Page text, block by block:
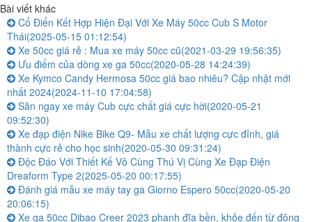
Bài viết khác
Cổ Điển Kết Hợp Hiện Đại Với Xe Máy 50cc Cub S Motor
Thái(2025-05-15 01:12:54)
Xe 50cc giá rẻ : Mua xe máy 50cc cũ(2021-03-29 19:56:35)
Ưu điểm của dòng xe ga 50cc(2020-05-28 14:24:39)
Xe Kymco Candy Hermosa 50cc giá bao nhiêu? Cập nhật mới
nhất 2024(2024-11-10 17:04:58)
Săn ngay xe máy Cub cực chất giá cực hời(2020-05-21
09:52:30)
Xe đạp điện Nike Bike Q9- Mẫu xe chất lượng cực đỉnh, giá
thành cực rẻ cho học sinh(2020-05-30 09:31:24)
Độc Đáo Với Thiết Kế Vô Cùng Thú Vị Cùng Xe Đạp Điện
Dreaform Type 2(2025-05-20 00:17:55)
Đánh giá mẫu xe máy tay ga Giorno Espero 50cc(2020-05-20
20:06:15)
Xe ga 50cc Dibao Creer 2023 phanh đĩa bền, khỏe đến từ động